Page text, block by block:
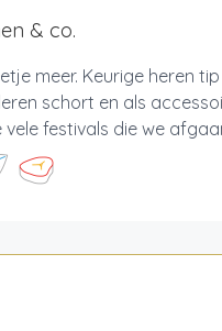
& co.
meer. Keurige heren
schort en als
festivals die we